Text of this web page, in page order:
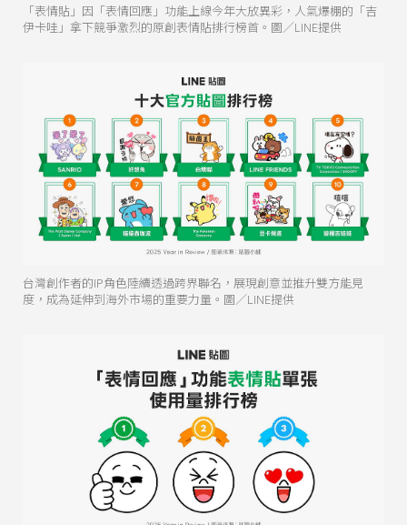
「表情貼」因「表情回應」功能上線今年大放異彩，人氣爆棚的「吉
伊卡哇」拿下競爭激烈的原創表情貼排行榜首。圖／LINE提供
台灣創作者的IP角色陸續透過跨界聯名，展現創意並推升雙方能見
度，成為延伸到海外市場的重要力量。圖／LINE提供